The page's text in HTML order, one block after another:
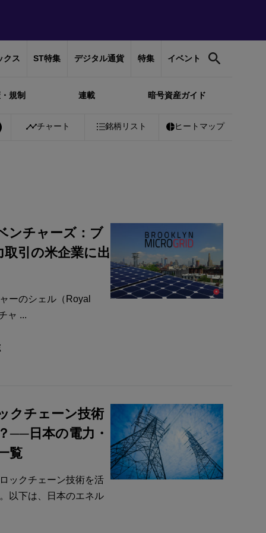
クス ST特集 デジタル通貨 特集 イベント
規制 連載 暗号資産ガイド
チャート 銘柄リスト ヒートマップ
ンチャーズ：ブ
引の米企業に出
ーのシェル（Royal
ャ ...
クチェーン技術
──日本の電力・
覧
ックチェーン技術を活
以下は、日本のエネル